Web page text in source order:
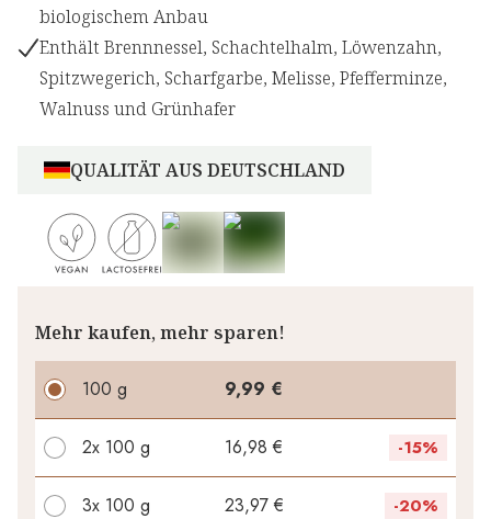
biologischem Anbau
Enthält Brennnessel, Schachtelhalm, Löwenzahn,
Spitzwegerich, Scharfgarbe, Melisse, Pfefferminze,
Walnuss und Grünhafer
QUALITÄT AUS DEUTSCHLAND
Mehr kaufen, mehr sparen!
100 g 9,99 €
2x 100 g 16,98 € -15%
3x 100 g 23,97 € -20%